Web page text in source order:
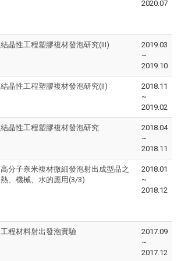
2020.07
結晶性工程塑膠複材發泡研究(III)
2019.03
~
2019.10
結晶性工程塑膠複材發泡研究(II)
2018.11
~
2019.02
結晶性工程塑膠複材發泡研究
2018.04
~
2018.11
高分子奈米複材微細發泡射出成型品之
熱、機械、水的應用(3/3)
2018.01
~
2018.12
工程材料射出發泡實驗
2017.09
~
2017.12